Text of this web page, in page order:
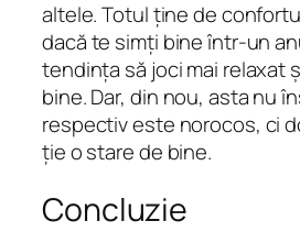
altele. Totul ține de
dacă te simți bine într-un
tendința să joci mai relaxat
bine. Dar, din nou, asta nu
respectiv este norocos, ci
ție o stare de bine.
Concluzie